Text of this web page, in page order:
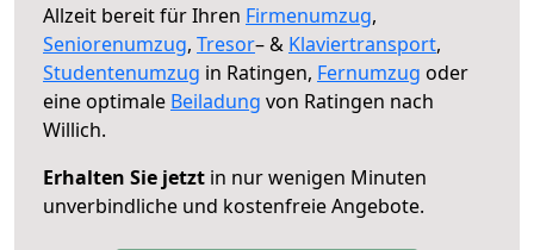
Allzeit bereit für Ihren Firmenumzug,
Seniorenumzug, Tresor– & Klaviertransport,
Studentenumzug in Ratingen, Fernumzug oder
eine optimale Beiladung von Ratingen nach
Willich.
Erhalten Sie jetzt in nur wenigen Minuten
unverbindliche und kostenfreie Angebote.